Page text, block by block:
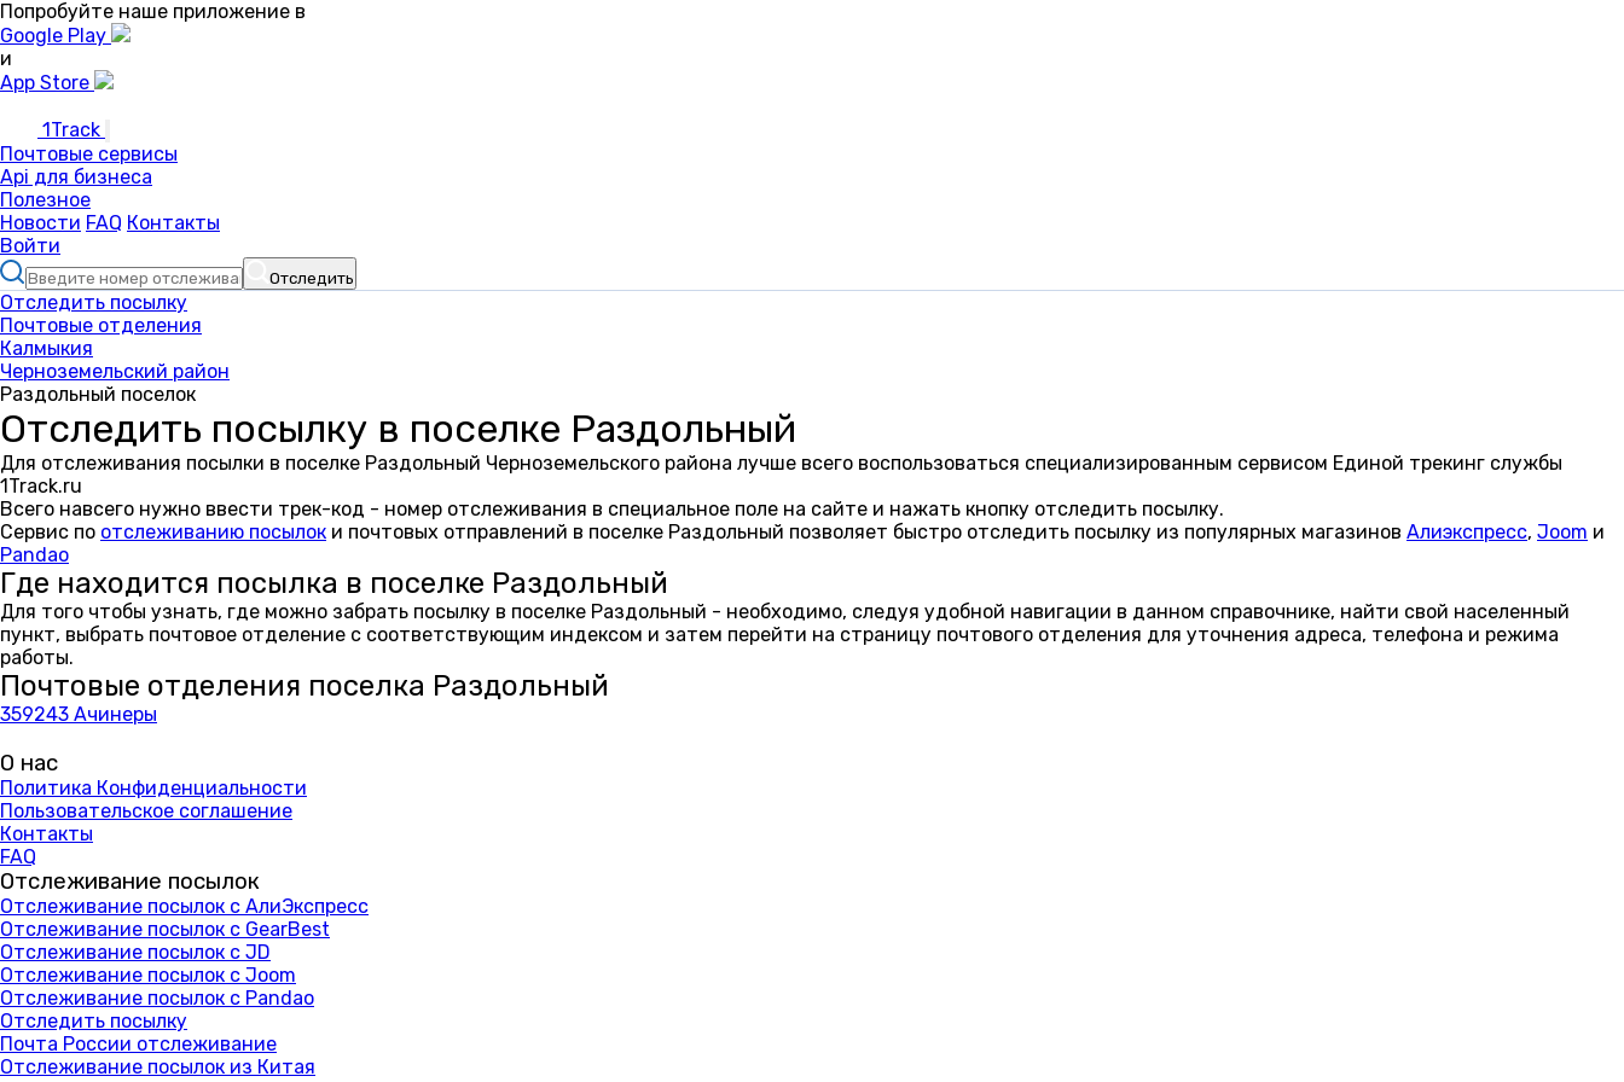
Попробуйте наше приложение в
Google Play
и
App Store
1Track
Почтовые сервисы
Api для бизнеса
Полезное
Новости FAQ Контакты
Войти
Отследить
Отследить посылку
Почтовые отделения
Калмыкия
Черноземельский район
Раздольный поселок
Отследить посылку в поселке Раздольный
Для отслеживания посылки в поселке Раздольный Черноземельского района лучше всего воспользоваться специализированным сервисом Единой трекинг службы
1Track.ru
Всего навсего нужно ввести трек-код - номер отслеживания в специальное поле на сайте и нажать кнопку отследить посылку.
Сервис по отслеживанию посылок и почтовых отправлений в поселке Раздольный позволяет быстро отследить посылку из популярных магазинов Алиэкспресс, Joom и
Pandao
Где находится посылка в поселке Раздольный
Для того чтобы узнать, где можно забрать посылку в поселке Раздольный - необходимо, следуя удобной навигации в данном справочнике, найти свой населенный
пункт, выбрать почтовое отделение с соответствующим индексом и затем перейти на страницу почтового отделения для уточнения адреса, телефона и режима
работы.
Почтовые отделения поселка Раздольный
359243 Ачинеры
О нас
Политика Конфиденциальности
Пользовательское соглашение
Контакты
FAQ
Отслеживание посылок
Отслеживание посылок с АлиЭкспресс
Отслеживание посылок с GearBest
Отслеживание посылок с JD
Отслеживание посылок с Joom
Отслеживание посылок с Pandao
Отследить посылку
Почта России отслеживание
Отслеживание посылок из Китая